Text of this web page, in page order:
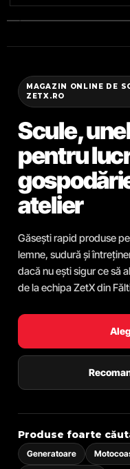
MAGAZIN ONLINE DE
ZETX.RO
Scule,
pentru
atelier
Găsești rapid produse
lemne, sudură și
dacă nu ești sigur ce să
de la echipa ZetX din
Produse foarte
Generatoare